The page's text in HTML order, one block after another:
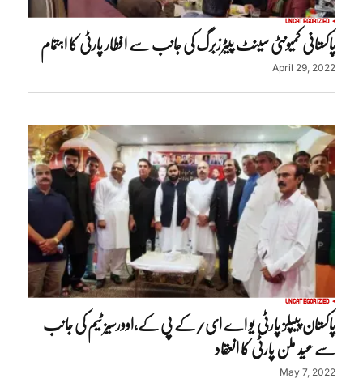
UNCATEGORIZED
پاکستانی کمیونٹی سینٹ پیٹرزبرگ کی جانب سے افطار پارٹی کا اہتمام
April 29, 2022
UNCATEGORIZED
پاکستان پیپلز پارٹی یو اے ای/کے پی کے,اوورسیز ٹیم کی جانب
سے عید ملن پارٹی کا انعقاد
May 7, 2022